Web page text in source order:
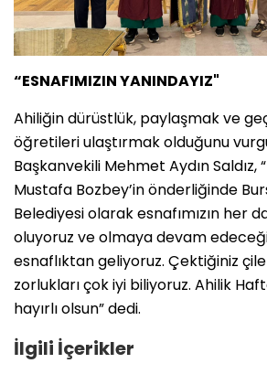
“ESNAFIMIZIN YANINDAYIZ"
Ahiliğin dürüstlük, paylaşmak ve
öğretileri ulaştırmak olduğunu
Başkanvekili Mehmet Aydın Saldız,
Mustafa Bozbey’in önderliğinde
Belediyesi olarak esnafımızın her
oluyoruz ve olmaya devam
esnaflıktan geliyoruz. Çektiğiniz
zorlukları çok iyi biliyoruz. Ahilik
hayırlı olsun” dedi.
İlgili İçerikler